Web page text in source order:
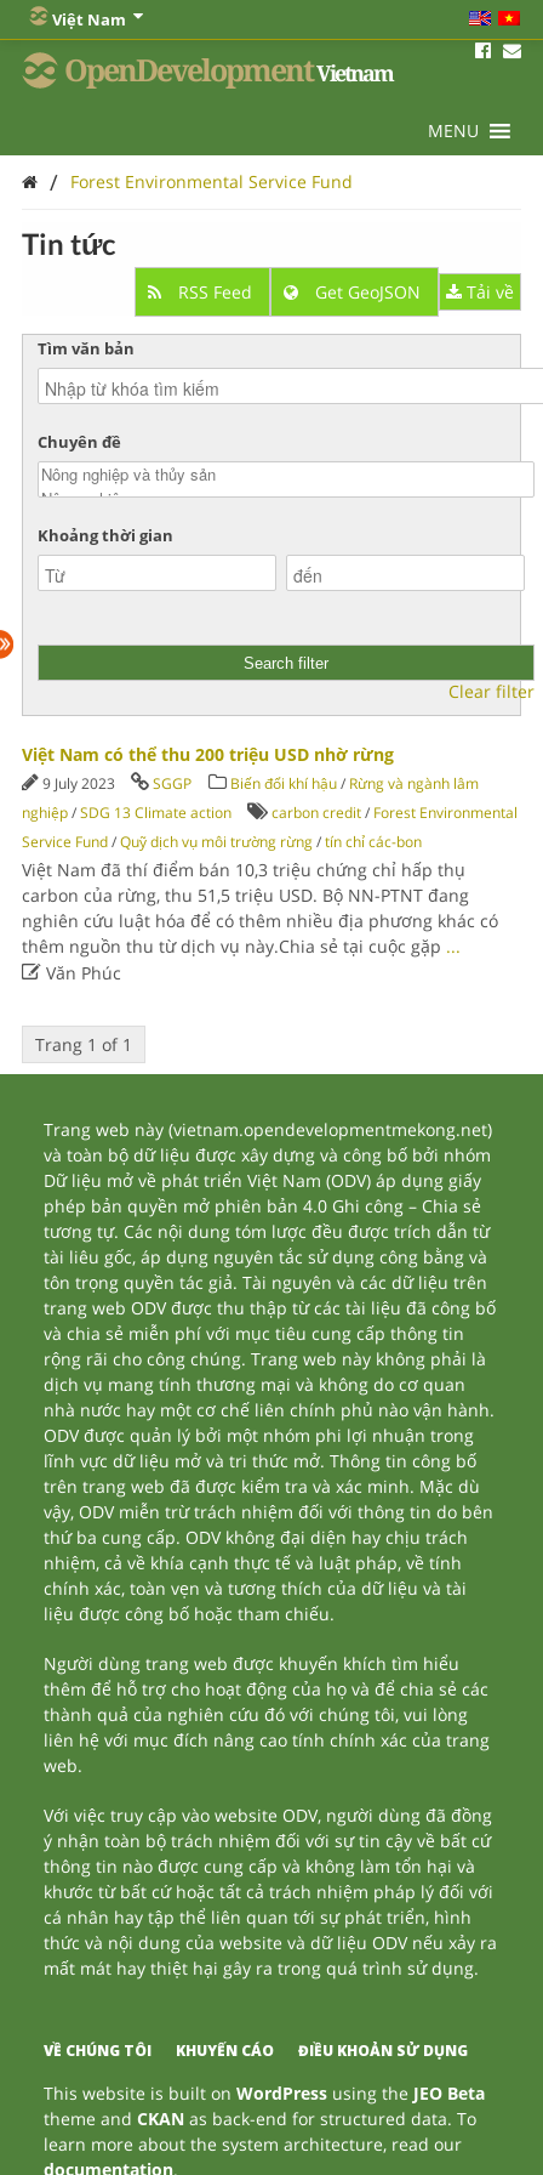
Việt Nam
OpenDevelopmentVietnam
MENU
/ Forest Environmental Service Fund
Tin tức
RSS Feed Get GeoJSON Tải về
Tìm văn bản
Chuyên đề
Khoảng thời gian
Clear filter
Việt Nam có thể thu 200 triệu USD nhờ rừng
9 July 2023 SGGP Biến đổi khí hậu/ Rừng và ngành lâm
nghiệp/SDG 13 Climate action carbon credit/ Forest Environmental
Service Fund/Quỹ dịch vụ môi trường rừng/tín chỉ các-bon
Việt Nam đã thí điểm bán 10,3 triệu chứng chỉ hấp thụ
carbon của rừng, thu 51,5 triệu USD. Bộ NN-PTNT đang
nghiên cứu luật hóa để có thêm nhiều địa phương khác có
thêm nguồn thu từ dịch vụ này.Chia sẻ tại cuộc gặp ...
Văn Phúc
Trang 1 of 1
Trang web này (vietnam.opendevelopmentmekong.net)
và toàn bộ dữ liệu được xây dựng và công bố bởi nhóm
Dữ liệu mở về phát triển Việt Nam (ODV) áp dụng giấy
phép bản quyền mở phiên bản 4.0 Ghi công – Chia sẻ
tương tự. Các nội dung tóm lược đều được trích dẫn từ
tài liêu gốc, áp dụng nguyên tắc sử dụng công bằng và
tôn trọng quyền tác giả. Tài nguyên và các dữ liệu trên
trang web ODV được thu thập từ các tài liệu đã công bố
và chia sẻ miễn phí với mục tiêu cung cấp thông tin
rộng rãi cho công chúng. Trang web này không phải là
dịch vụ mang tính thương mại và không do cơ quan
nhà nước hay một cơ chế liên chính phủ nào vận hành.
ODV được quản lý bởi một nhóm phi lợi nhuận trong
lĩnh vực dữ liệu mở và tri thức mở. Thông tin công bố
trên trang web đã được kiểm tra và xác minh. Mặc dù
vậy, ODV miễn trừ trách nhiệm đối với thông tin do bên
thứ ba cung cấp. ODV không đại diện hay chịu trách
nhiệm, cả về khía cạnh thực tế và luật pháp, về tính
chính xác, toàn vẹn và tương thích của dữ liệu và tài
liệu được công bố hoặc tham chiếu.
Người dùng trang web được khuyến khích tìm hiểu
thêm để hỗ trợ cho hoạt động của họ và để chia sẻ các
thành quả của nghiên cứu đó với chúng tôi, vui lòng
liên hệ với mục đích nâng cao tính chính xác của trang
web.
Với việc truy cập vào website ODV, người dùng đã đồng
ý nhận toàn bộ trách nhiệm đối với sự tin cậy về bất cứ
thông tin nào được cung cấp và không làm tổn hại và
khước từ bất cứ hoặc tất cả trách nhiệm pháp lý đối với
cá nhân hay tập thể liên quan tới sự phát triển, hình
thức và nội dung của website và dữ liệu ODV nếu xảy ra
mất mát hay thiệt hại gây ra trong quá trình sử dụng.
VỀ CHÚNG TÔI KHUYẾN CÁO ĐIỀU KHOẢN SỬ DỤNG
This website is built onWordPress using the JEO Beta
theme andCKAN as back-end for structured data. To
learn more about the system architecture, read our
documentation.